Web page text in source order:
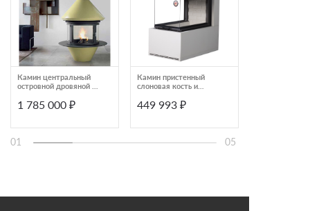
Камин центральный
островной дровяной с
подключением
топливом Cronos
Traforart
1 785 000 ₽
Камин пристенный
слоновая кость и
Экокамин РОДОС 900
449 993 ₽
01 05